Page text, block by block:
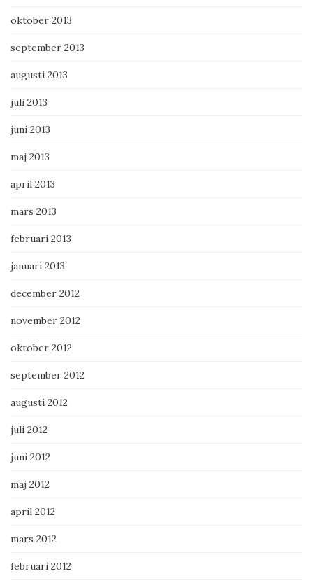
oktober 2013
september 2013
augusti 2013
juli 2013
juni 2013
maj 2013
april 2013
mars 2013
februari 2013
januari 2013
december 2012
november 2012
oktober 2012
september 2012
augusti 2012
juli 2012
juni 2012
maj 2012
april 2012
mars 2012
februari 2012